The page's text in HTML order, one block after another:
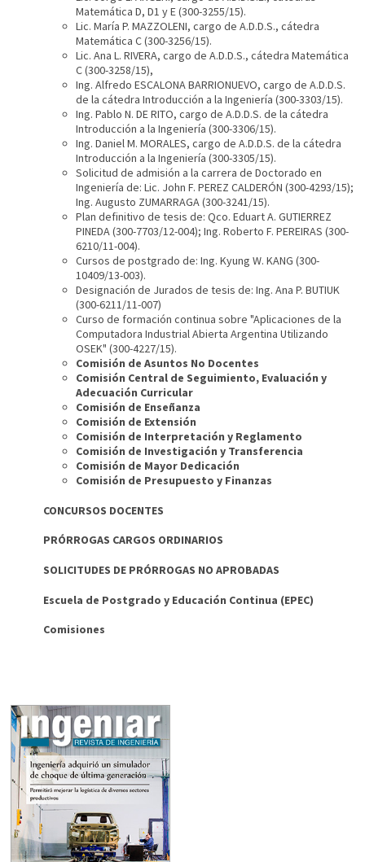
Matemática D, D1 y E (300-3255/15).
Lic. María P. MAZZOLENI, cargo de A.D.D.S., cátedra
Matemática C (300-3256/15).
Lic. Ana L. RIVERA, cargo de A.D.D.S., cátedra Matemática
C (300-3258/15),
Ing. Alfredo ESCALONA BARRIONUEVO, cargo de A.D.D.S.
de la cátedra Introducción a la Ingeniería (300-3303/15).
Ing. Pablo N. DE RITO, cargo de A.D.D.S. de la cátedra
Introducción a la Ingeniería (300-3306/15).
Ing. Daniel M. MORALES, cargo de A.D.D.S. de la cátedra
Introducción a la Ingeniería (300-3305/15).
Solicitud de admisión a la carrera de Doctorado en
Ingeniería de: Lic. John F. PEREZ CALDERÓN (300-4293/15);
Ing. Augusto ZUMARRAGA (300-3241/15).
Plan definitivo de tesis de: Qco. Eduart A. GUTIERREZ
PINEDA (300-7703/12-004); Ing. Roberto F. PEREIRAS (300-
6210/11-004).
Cursos de postgrado de: Ing. Kyung W. KANG (300-
10409/13-003).
Designación de Jurados de tesis de: Ing. Ana P. BUTIUK
(300-6211/11-007)
Curso de formación continua sobre "Aplicaciones de la
Computadora Industrial Abierta Argentina Utilizando
OSEK" (300-4227/15).
Comisión de Asuntos No Docentes
Comisión Central de Seguimiento, Evaluación y
Adecuación Curricular
Comisión de Enseñanza
Comisión de Extensión
Comisión de Interpretación y Reglamento
Comisión de Investigación y Transferencia
Comisión de Mayor Dedicación
Comisión de Presupuesto y Finanzas
CONCURSOS DOCENTES
PRÓRROGAS CARGOS ORDINARIOS
SOLICITUDES DE PRÓRROGAS NO APROBADAS
Escuela de Postgrado y Educación Continua (EPEC)
Comisiones